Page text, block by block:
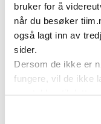
bruker for å
når du besøker
også lagt inn av
sider.
Dersom de ikke er
fungere, vil de ikke
Uke3:
(F1) til